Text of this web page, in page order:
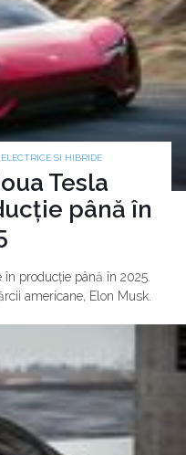
SI HIBRIDE
Tesla
până în
producție până în 2025.
americane, Elon Musk.